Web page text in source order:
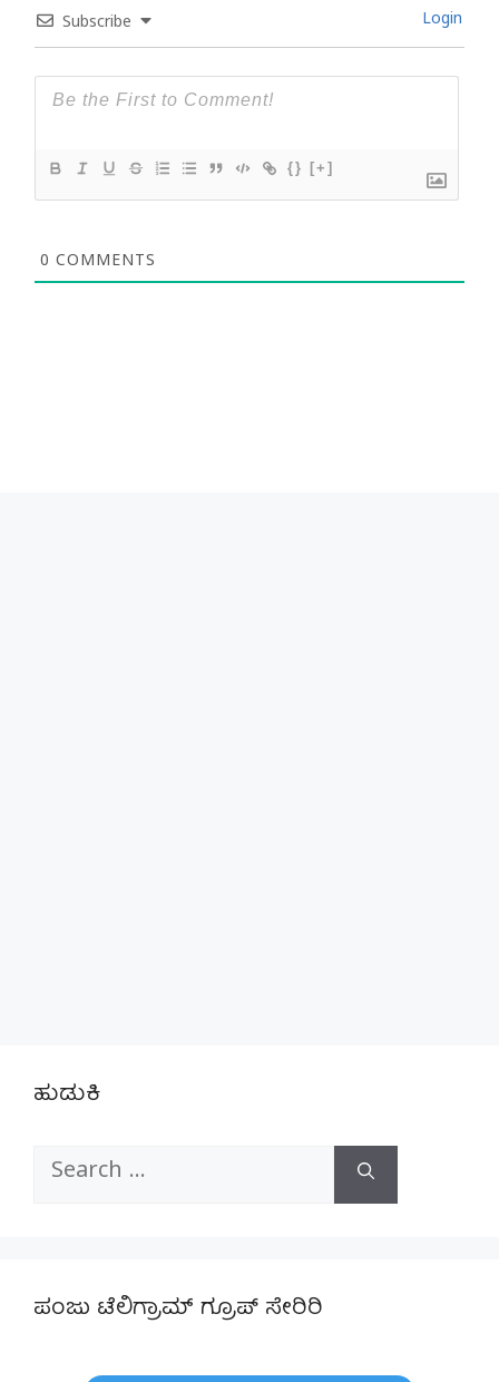
Subscribe Login
{} [+]
0 COMMENTS
ಹುಡುಕಿ
Search
ಪಂಜು ಟೆಲಿಗ್ರಾಮ್ ಗ್ರೂಪ್ ಸೇರಿರಿ